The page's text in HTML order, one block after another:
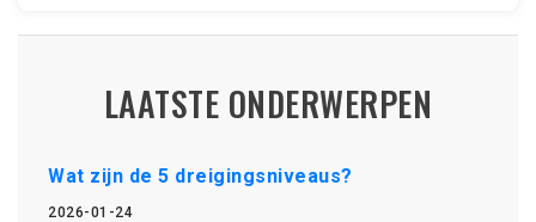
LAATSTE ONDERWERPEN
Wat zijn de 5 dreigingsniveaus?
2026-01-24